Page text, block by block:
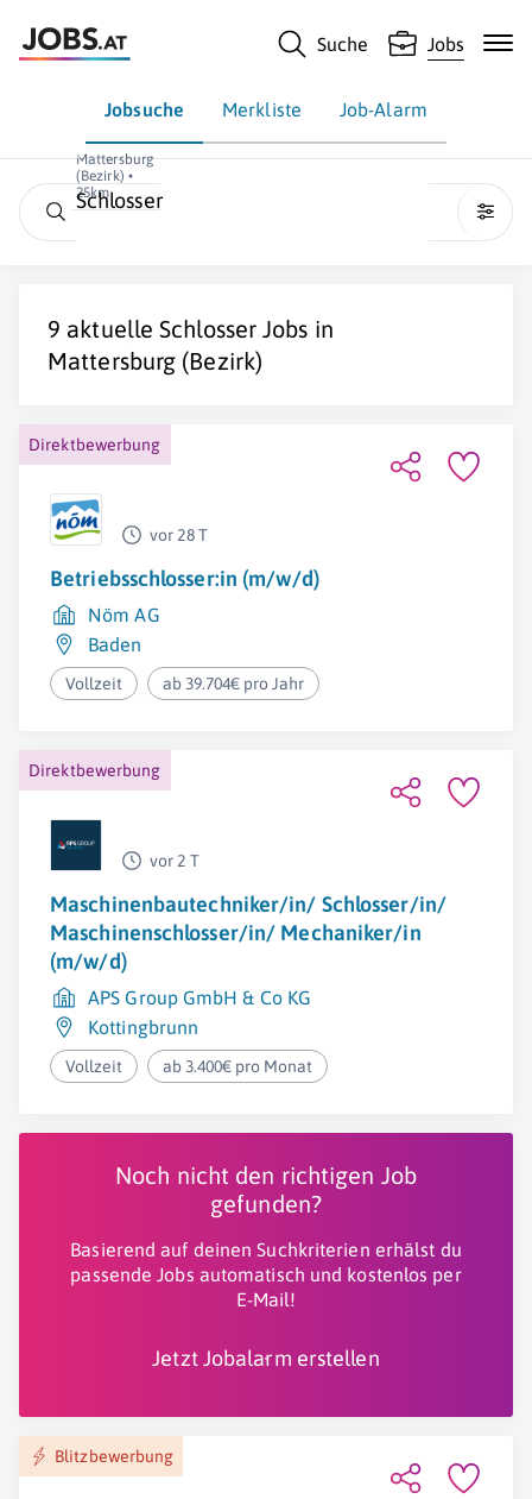
Suche Jobs
Jobsuche Merkliste Job-Alarm
Mattersburg
(Bezirk) •
25km
Schlosser
9 aktuelleSchlosser Jobs in
Mattersburg (Bezirk)
Direktbewerbung
vor 28 T
Betriebsschlosser:in (m/w/d)
Nöm AG
Baden
Vollzeit ab 39.704€ pro Jahr
Direktbewerbung
vor 2 T
Maschinenbautechniker/in/ Schlosser/in/
Maschinenschlosser/in/ Mechaniker/in
(m/w/d)
APS Group GmbH & Co KG
Kottingbrunn
Vollzeit ab 3.400€ pro Monat
Noch nicht den richtigen Job
gefunden?
Basierend auf deinen Suchkriterien erhälst du
passende Jobs automatisch und kostenlos per
E-Mail!
Jetzt Jobalarm erstellen
Blitzbewerbung